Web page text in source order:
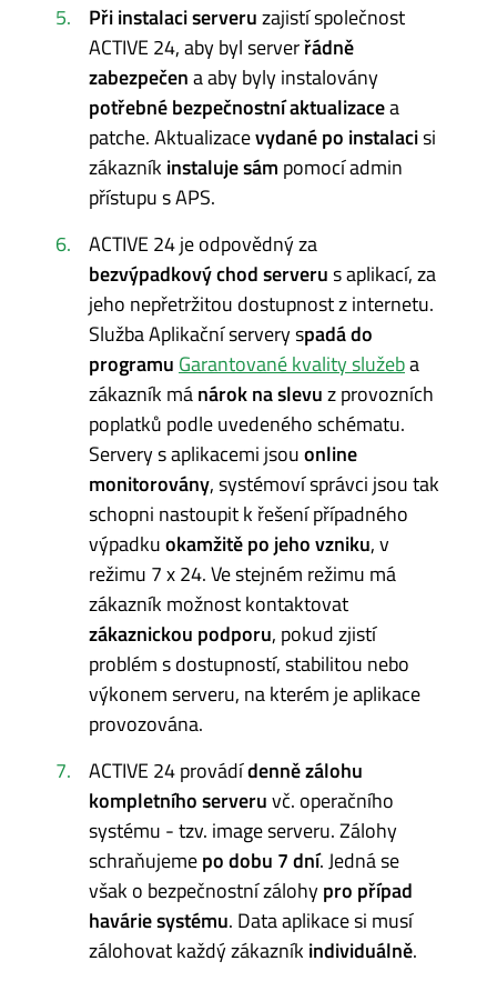
Při instalaci serveruzajistí společnost
ACTIVE 24, aby byl serverřádně
zabezpečena aby byly instalovány
potřebné bezpečnostní aktualizacea
patche. Aktualizacevydané po instalacisi
zákazník instaluje sám pomocí admin
přístupu s APS.
ACTIVE 24 je odpovědný za
bezvýpadkový chod serverus aplikací, za
jeho nepřetržitou dostupnost z internetu.
Služba Aplikační servery spadá do
programu Garantované kvality služeba
zákazník mánárok na slevuz provozních
poplatků podle uvedeného schématu.
Servery s aplikacemi jsouonline
monitorovány, systémoví správci jsou tak
schopni nastoupit k řešení případného
výpadkuokamžitě po jeho vzniku, v
režimu 7 x 24. Ve stejném režimu má
zákazník možnost kontaktovat
zákaznickou podporu, pokud zjistí
problém s dostupností, stabilitou nebo
výkonem serveru, na kterém je aplikace
provozována.
ACTIVE 24 provádídenně zálohu
kompletního serveruvč. operačního
systému - tzv. image serveru. Zálohy
schraňujemepo dobu 7 dní. Jedná se
však o bezpečnostní zálohypro případ
havárie systému. Data aplikace si musí
zálohovat každý zákazník individuálně.